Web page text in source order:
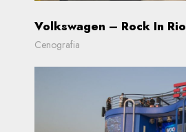
Volkswagen – Rock In Rio
Cenografia